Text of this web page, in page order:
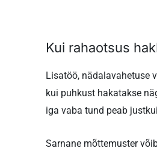
Kui rahaotsus
Lisatöö, nädalavahetuse
kui puhkust hakatakse
iga vaba tund peab
Sarnane mõttemuster